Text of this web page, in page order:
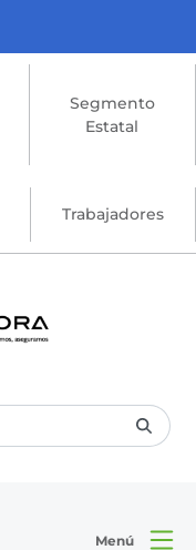
Segmento
Estatal
Trabajadores
Menú